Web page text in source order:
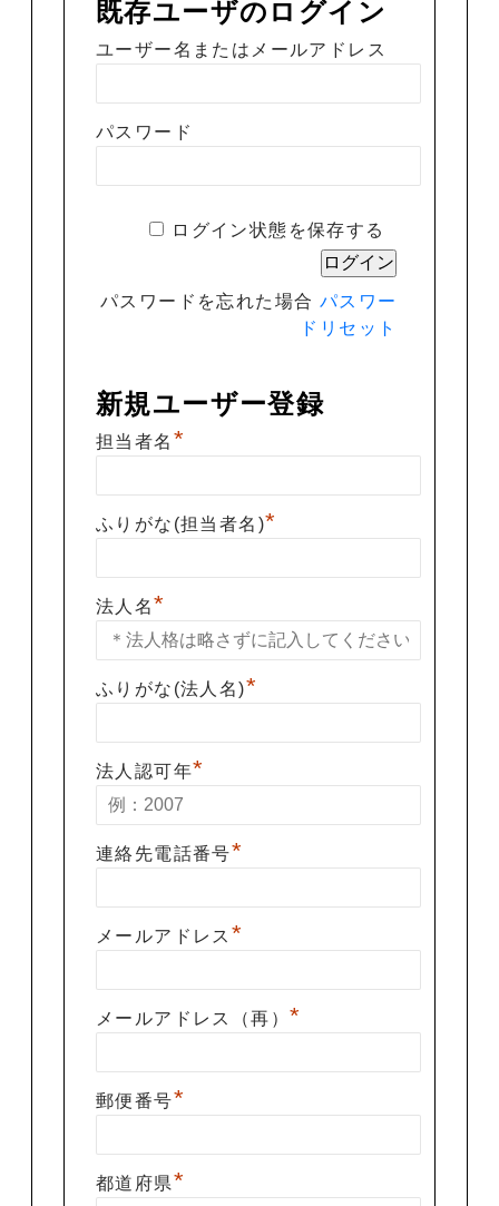
既存ユーザのログイン
ユーザー名またはメールアドレス
パスワード
ログイン状態を保存する
パスワードを忘れた場合 パスワー
ドリセット
新規ユーザー登録
担当者名 *
ふりがな(担当者名)*
法人名*
ふりがな(法人名)*
法人認可年*
連絡先電話番号*
メールアドレス *
メールアドレス（再） *
郵便番号*
都道府県*